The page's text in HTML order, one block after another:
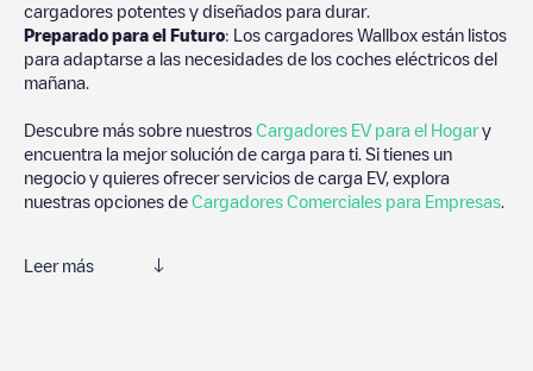
cargadores potentes y diseñados para durar.
Preparado para el Futuro: Los cargadores Wallbox están listos
para adaptarse a las necesidades de los coches eléctricos del
mañana.
Descubre más sobre nuestros Cargadores EV para el Hogary
encuentra la mejor solución de carga para ti. Si tienes un
negocio y quieres ofrecer servicios de carga EV, explora
nuestras opciones de Cargadores Comerciales para Empresas
Leer más